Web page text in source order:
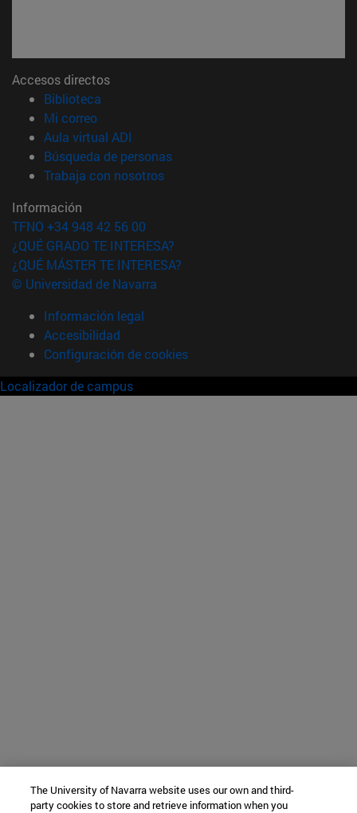
Accesos directos
Biblioteca
Mi correo(abre en nueva ventana)
Aula virtual ADI
Búsqueda de personas(abre en nueva ventana)
Trabaja con nosotros(abre en nueva ventana)
Información
TFNO +34 948 42 56 00
¿QUÉ GRADO TE INTERESA?
¿QUÉ MÁSTER TE INTERESA?
© Universidad de Navarra
Información legal
Accesibilidad
Configuración de cookies
Localizador de campus
The University of Navarra website uses our own and third-
party cookies to store and retrieve information when you